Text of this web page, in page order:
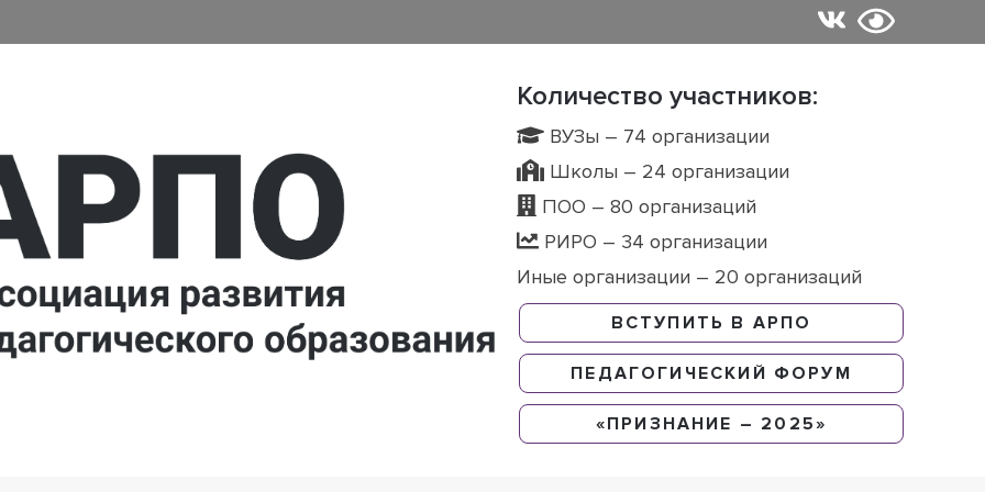
Количество участников:
ВУЗы – 74 организации
Школы – 24 организации
ПОО – 80 организаций
РИРО – 34 организации
Иные организации – 20 организаций
ВСТУПИТЬ В АРПО
ПЕДАГОГИЧЕСКИЙ ФОРУМ
«ПРИЗНАНИЕ – 2025»